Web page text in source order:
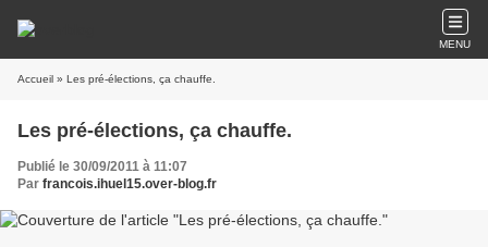
MENU
Accueil » Les pré-élections, ça chauffe.
Les pré-élections, ça chauffe.
Publié le 30/09/2011 à 11:07
Par francois.ihuel15.over-blog.fr